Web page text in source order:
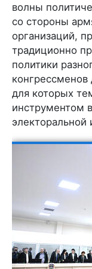
волны
со стороны
организаций,
традиционно
политики
конгрессменов
для которых
инструментом
электоральной